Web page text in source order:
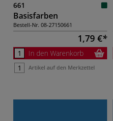
661
Basisfarben
Bestell-Nr. 08-27150661
1,79 €
In den Warenkorb
Artikel auf den Merkzettel